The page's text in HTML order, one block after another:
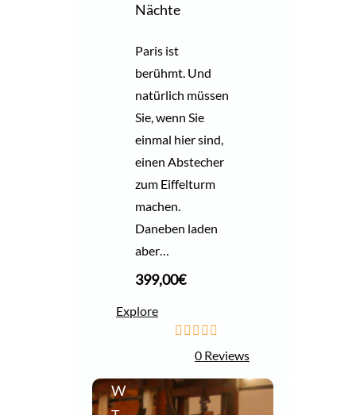
Nächte
Paris ist
berühmt. Und
natürlich müssen
Sie, wenn Sie
einmal hier sind,
einen Abstecher
zum Eiffelturm
machen.
Daneben laden
aber…
399,00€
Explore
u
t
o
0 Reviews
W